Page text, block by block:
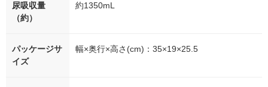
尿吸収量
（約）
約1350mL
パッケージサ
イズ
幅×奥行×高さ(cm)：35×19×25.5